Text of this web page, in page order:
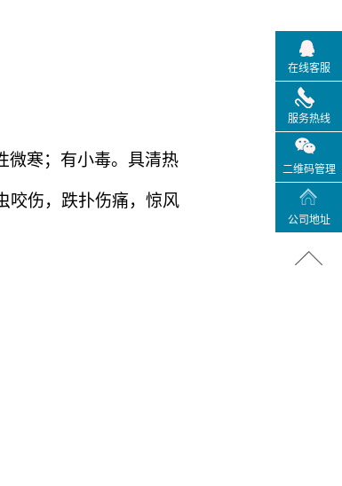
微寒；有小毒。具清热
咬伤，跌扑伤痛，惊风
在线客服
服务热线
二维码管理
公司地址